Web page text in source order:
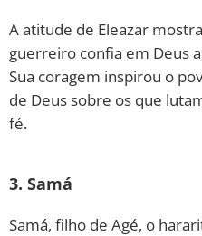
A atitude de Eleazar
guerreiro confia em Deus
Sua coragem inspirou o
de Deus sobre os que
fé.
3. Samá
Samá, filho de Agé, o